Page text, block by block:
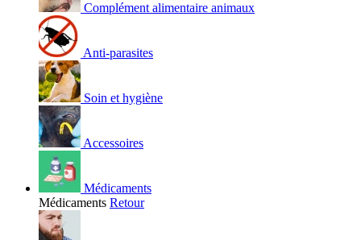
Complément alimentaire animaux
Anti-parasites
Soin et hygiène
Accessoires
Médicaments
Médicaments Retour